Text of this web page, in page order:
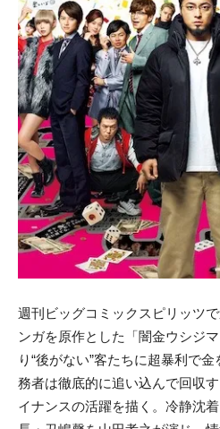
週刊ビッグコミックスピリッツ
ンガを原作とした「闇金ウシジ
り“後がない”客たちに超暴利で
務者は徹底的に追い込んで回収
イナンスの活躍を描く。冷静沈